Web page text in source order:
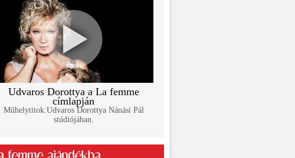
Udvaros Dorottya a La femme
címlapján
Műhelytitok:Udvaros Dorottya Nánási Pál
stúdiójában.